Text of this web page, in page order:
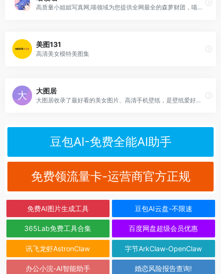
高质量小姐姐写真网,喵领域为您提供全网最全的森萝财团，喵糖映画,喵写真，风之领域，少女秩序，轻兰映画，二次元，绝对领域小姐姐的写真套图资源
美图131
高清美女模特美图集
大图居
大图居收录了最好看的美女图片、高清手机壁纸，是壁纸爱好者必备的网站
豆包AI-免费全能AI助手
免费领流量卡-运营商官方正规
免费AI图片生成工具 豆包AI云盘-不限速
365Lab免费工具合集 百度网盘超级会员优惠
讯飞龙虾AstronClaw 字节ArkClaw-OpenClaw
办公小浣-AI智能助手 婚恋风险报告查询!